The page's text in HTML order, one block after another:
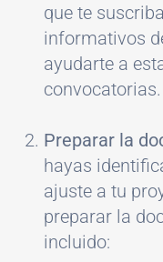
que te
informativos
ayudarte a
convocatorias.
Preparar la
hayas
ajuste a tu
preparar la
incluido: